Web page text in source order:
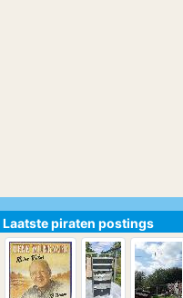
Laatste piraten postings